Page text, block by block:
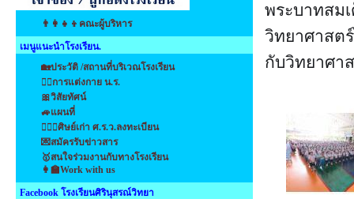
👨‍👩‍👧‍👦คณะผู้บริหาร
เมนูแนะนำโรงเรียน.
🏡ประวัติ /สถานที่บริเวณโรงเรียน
👩‍⚕️การแต่งกาย น.ร.
🎀วิสัยทัศน์
🚙แผนที่
👩‍❤️‍👩ศิษย์เก่า ศ.ร.ว.ลงทะเบียน
💌สมัครรับข่าวสาร
🥇สนใจร่วมงานกับทางโรงเรียน
👩‍🏫Work with us
Facebook โรงเรียนศิรินุสรณ์วิทยา
พระบาทสม
วิทยาศาสต
กับวิทยาศา